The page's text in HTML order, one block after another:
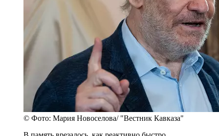
© Фото: Мария Новоселова/ "Вестник Кавказа"